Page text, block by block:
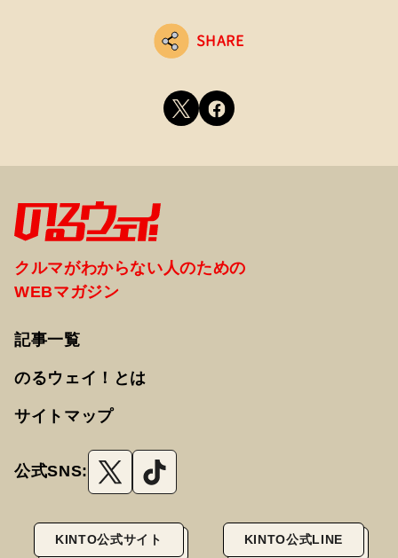
SHARE
クルマがわからない人のための
WEBマガジン
記事一覧
のるウェイ！とは
サイトマップ
公式SNS:
KINTO公式サイト KINTO公式LINE